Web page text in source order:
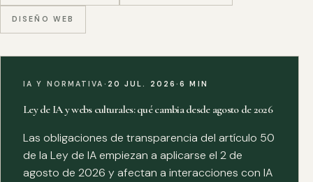
DISEÑO WEB
IA Y NORMATIVA · 20 JUL. 2026·6 MIN
Ley de IA y webs culturales: qué cambia desde agosto de 2026
Las obligaciones de transparencia del artículo 50
de la Ley de IA empiezan a aplicarse el 2 de
agosto de 2026 y afectan a interacciones con IA